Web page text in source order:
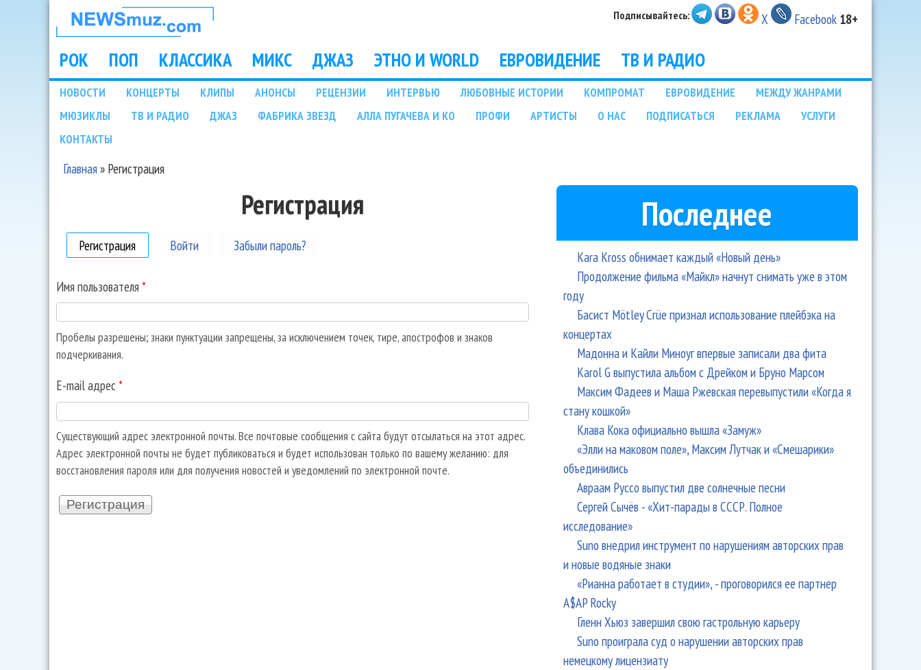
НОВОСТИ
МУЗЫКИ И
ШОУ БИЗНЕСА
NEWSMUZ.COM
Подписывайтесь: X Facebook 18+
Main menu
РОК ПОП КЛАССИКА МИКС ДЖАЗ ЭТНО И WORLD ЕВРОВИДЕНИЕ ТВ И РАДИО
Подразделы
НОВОСТИ КОНЦЕРТЫ КЛИПЫ АНОНСЫ РЕЦЕНЗИИ ИНТЕРВЬЮ ЛЮБОВНЫЕ ИСТОРИИ КОМПРОМАТ ЕВРОВИДЕНИЕ
МЕЖДУ ЖАНРАМИ
МЮЗИКЛЫ
ТВ И РАДИО ДЖАЗ ФАБРИКА ЗВЕЗД АЛЛА ПУГАЧЕВА И КО ПРОФИ АРТИСТЫ О НАС ПОДПИСАТЬСЯ РЕКЛАМА
УСЛУГИ
КОНТАКТЫ
Главная» Регистрация
Регистрация
Регистрация (активная вкладка)
Войти Забыли пароль?
Имя пользователя *
Пробелы разрешены; знаки пунктуации запрещены, за исключением точек, тире, апострофов и знаков
подчеркивания.
E-mail адрес *
Существующий адрес электронной почты. Все почтовые сообщения с сайта будут отсылаться на этот адрес.
Адрес электронной почты не будет публиковаться и будет использован только по вашему желанию: для
восстановления пароля или для получения новостей и уведомлений по электронной почте.
Последнее
Kara Kross обнимает каждый «Новый день»
Продолжение фильма «Майкл» начнут снимать уже в этом
году
Басист Mötley Crüe признал использование плейбэка на
концертах
Мадонна и Кайли Миноуг впервые записали два фита
Karol G выпустила альбом с Дрейком и Бруно Марсом
Максим Фадеев и Маша Ржевская перевыпустили «Когда я
стану кошкой»
Клава Кока официально вышла «Замуж»
«Элли на маковом поле», Максим Лутчак и «Смешарики»
объединились
Авраам Руссо выпустил две солнечные песни
Сергей Сычёв - «Хит-парады в СССР. Полное
исследование»
Suno внедрил инструмент по нарушениям авторских прав
и новые водяные знаки
«Рианна работает в студии», - проговорился ее партнер
A$AP Rocky
Гленн Хьюз завершил свою гастрольную карьеру
Suno проиграла суд о нарушении авторских прав
немецкому лицензиату